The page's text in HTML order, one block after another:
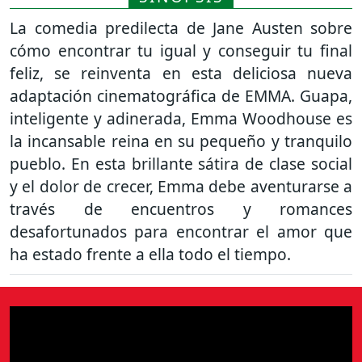
La comedia predilecta de Jane Austen sobre
cómo encontrar tu igual y conseguir tu final
feliz, se reinventa en esta deliciosa nueva
adaptación cinematográfica de EMMA. Guapa,
inteligente y adinerada, Emma Woodhouse es
la incansable reina en su pequeño y tranquilo
pueblo. En esta brillante sátira de clase social
y el dolor de crecer, Emma debe aventurarse a
través de encuentros y romances
desafortunados para encontrar el amor que
ha estado frente a ella todo el tiempo.